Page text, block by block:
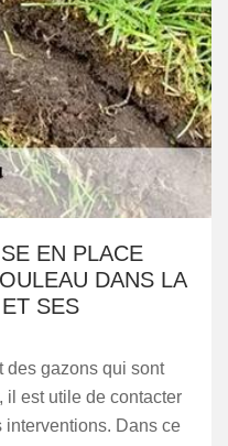
EN PLACE
DANS LA
SES
des gazons qui sont
il est utile de contacter
interventions. Dans ce